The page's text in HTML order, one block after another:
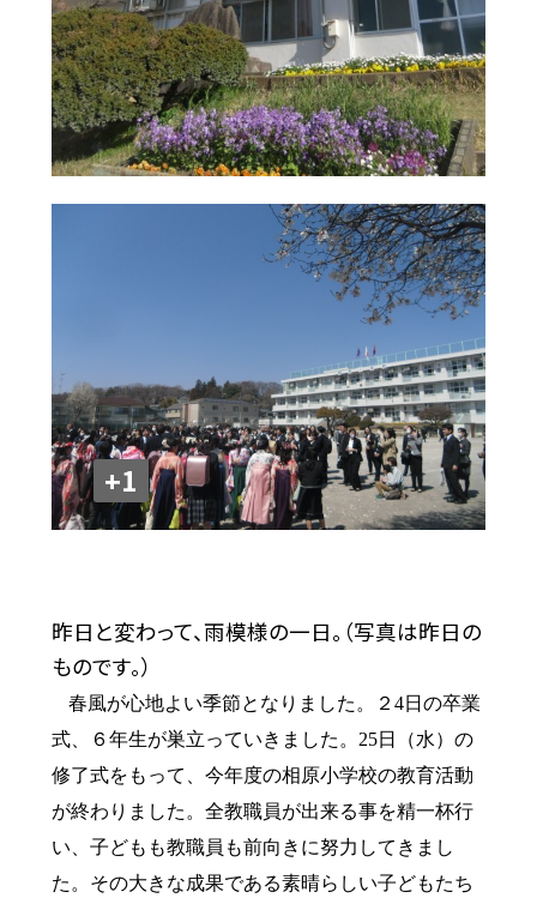
+1
昨日と変わって、雨模様の一日。（写真は昨日の
ものです。）
春風が心地よい季節となりました。２4日の卒業
式、６年生が巣立っていきました。 25日（水）の
修了式をもって、今年度の相原小学校の教育活動
が終わりました。全教職員が出来る事を精一杯行
い、子どもも教職員も前向きに努力してきまし
た。その大きな成果である素晴らしい子どもたち